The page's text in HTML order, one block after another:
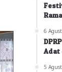
6
Adat
5